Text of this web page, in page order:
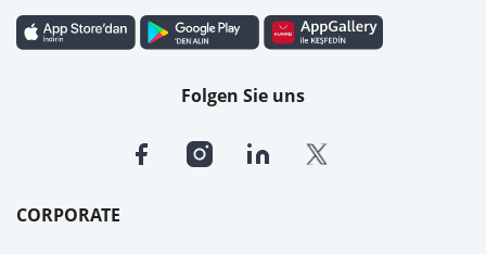
CORPORATE
Folgen Sie uns